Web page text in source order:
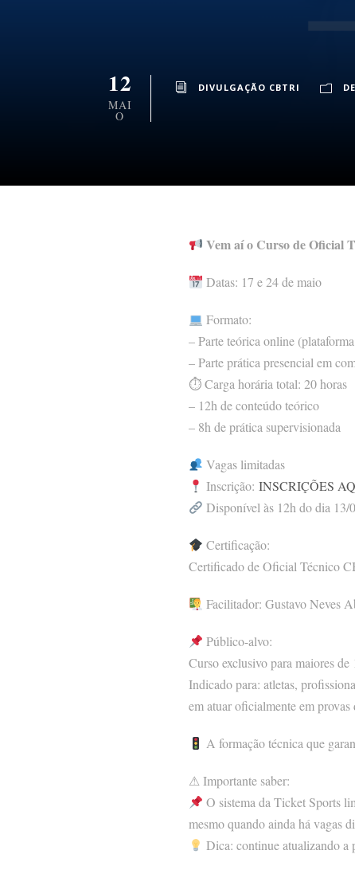
12
MAI
O
DIVULGAÇÃO CBTRI
Vem aí o Curso de Oficial
Datas: 17 e 24 de maio
Formato:
– Parte teórica online
– Parte prática presencial em
⏱ Carga horária total: 20 horas
– 12h de conteúdo teórico
– 8h de prática supervisionada
Vagas limitadas
Inscrição:INSCRIÇÕES
Disponível às 12h do dia
Certificação:
Certificado de Oficial Técnico
Facilitador: Gustavo Neves
Público-alvo:
Curso exclusivo para maiores de
Indicado para: atletas,
em atuar oficialmente em
A formação técnica que
⚠ Importante saber:
O sistema da Ticket Sports
mesmo quando ainda há vagas
Dica: continue atualizando a